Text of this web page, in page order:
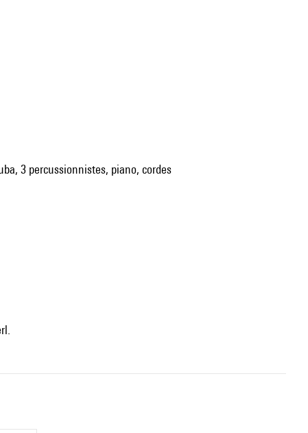
3 percussionnistes, piano, cordes